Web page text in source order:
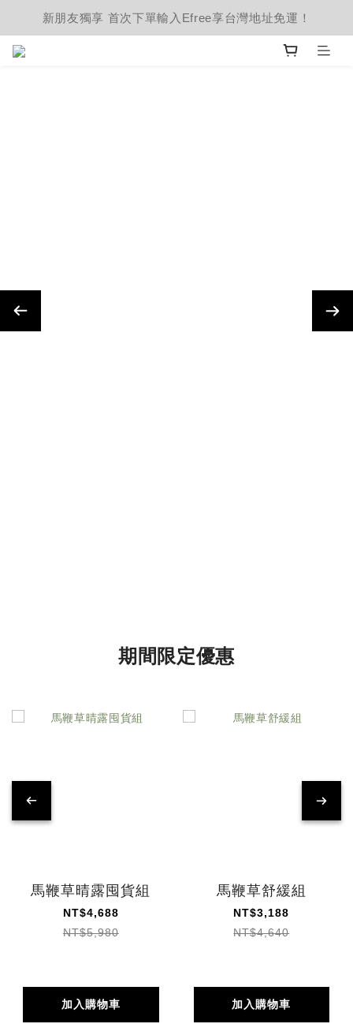
新朋友獨享 首次下單輸入Efree享台灣地址免運！
期間限定優惠
馬鞭草晴露囤貨組
NT$4,688
NT$5,980
加入購物車
馬鞭草舒緩組
NT$3,188
NT$4,640
加入購物車